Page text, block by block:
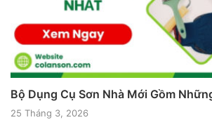
Bộ Dụng Cụ Sơn Nhà Mới Gồm
25 Tháng 3, 2026